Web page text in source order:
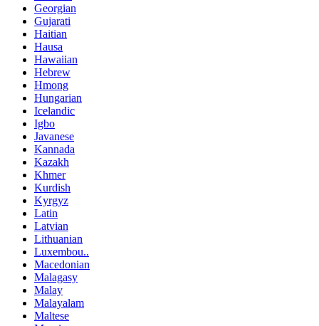
Georgian
Gujarati
Haitian
Hausa
Hawaiian
Hebrew
Hmong
Hungarian
Icelandic
Igbo
Javanese
Kannada
Kazakh
Khmer
Kurdish
Kyrgyz
Latin
Latvian
Lithuanian
Luxembou..
Macedonian
Malagasy
Malay
Malayalam
Maltese